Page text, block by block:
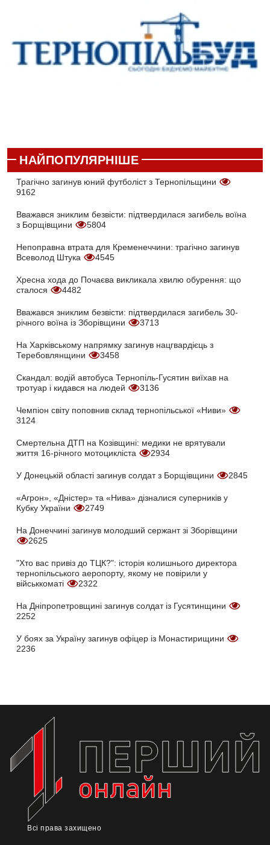
НАЙПОПУЛЯРНІШЕ
Трагічно загинув юний футболіст з Тернопільщини
9162
Вважався зниклим безвісти: підтвердилася загибель воїна
з Борщівщини
5804
Непоправна втрата для Кременеччини: трагічно загинув
Всеволод Штука
4545
Хресна хода до Почаєва викликала хвилю обурення: що
сталося
4482
Вважався зниклим безвісти: підтвердилася загибель 30-
річного воїна із Зборівщини
3713
На Харківському напрямку загинув нацгвардієць з
Теребовлянщини
3458
Скандал: водій автобуса Тернопіль-Гусятин виїхав на
тротуар і кидався на людей
3136
Чемпіон світу поповнив склад тернопільської «Ниви»
3124
Смертельна ДТП на Козівщині: медики не врятували
життя 16-річного мотоцикліста
2934
У Донецькій області загинув солдат з Борщівщини 2845
«Агрон», «Дністер» та «Нива» дізналися суперників у
Кубку України
2749
На Донеччині загинув молодший сержант зі Зборівщини
2625
"Хто вас привіз до ТЦК?": історія колишнього директора
тернопільського аеропорту, якому не повірили у
військкоматі
2322
На Дніпропетровщині загинув солдат із Гусятинщини
2252
У боях за Україну загинув офіцер із Монастирищини
2236
Всі права захищено